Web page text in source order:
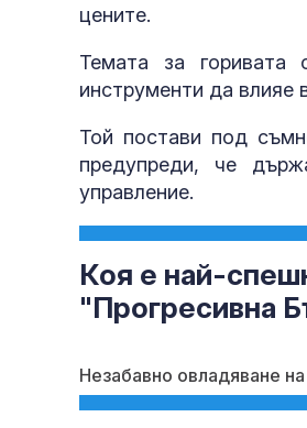
цените.
Темата за
инструменти да влияе
Той постави под
предупреди, че
управление.
Коя е най-
"Прогресивна
Незабавно овладяване